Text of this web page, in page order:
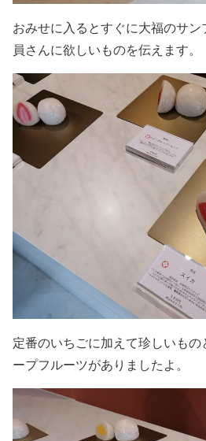
おみせに入るとすぐに大福のサ
員さんに欲しいものを伝えます。
定番のいちごに加えて珍しいも
ープフルーツがありましたよ。